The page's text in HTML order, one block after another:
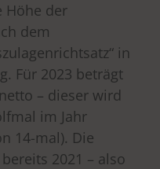
Höhe der
dem
in
Für 2023 beträgt
– dieser wird
im Jahr
14-mal). Die
2021 – also